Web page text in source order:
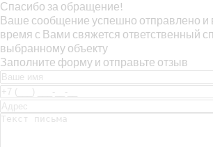
Спасибо за обращение!
Ваше сообщение успешно отправлено и
время с Вами свяжется ответственный
выбранному объекту
Заполните форму и отправьте отзыв